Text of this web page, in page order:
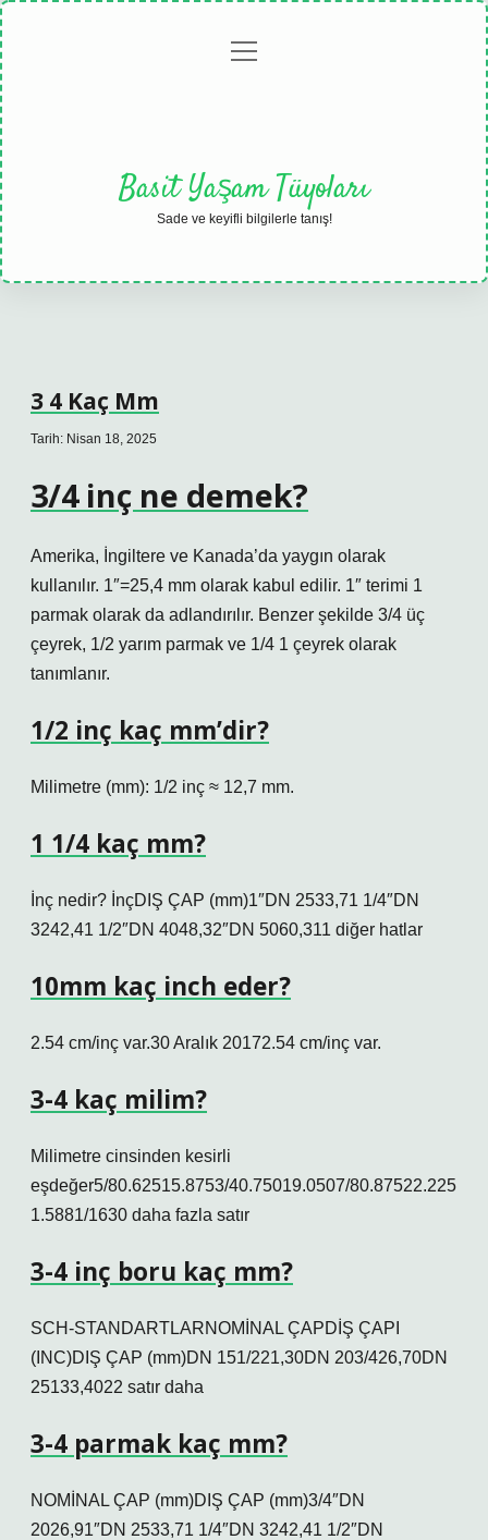
Gizlilikmenüyü
Basit Yaşam Tüyoları
Sade ve keyifli bilgilerle tanış!
3 4 Kaç Mm
Tarih: Nisan 18, 2025
3/4 inç ne demek?
Amerika, İngiltere ve Kanada’da yaygın olarak
kullanılır. 1″=25,4 mm olarak kabul edilir. 1″ terimi 1
parmak olarak da adlandırılır. Benzer şekilde 3/4 üç
çeyrek, 1/2 yarım parmak ve 1/4 1 çeyrek olarak
tanımlanır.
1/2 inç kaç mm’dir?
Milimetre (mm): 1/2 inç ≈ 12,7 mm.
1 1/4 kaç mm?
İnç nedir? İnçDIŞ ÇAP (mm)1″DN 2533,71 1/4″DN
3242,41 1/2″DN 4048,32″DN 5060,311 diğer hatlar
10mm kaç inch eder?
2.54 cm/inç var.30 Aralık 20172.54 cm/inç var.
3-4 kaç milim?
Milimetre cinsinden kesirli
eşdeğer5/80.62515.8753/40.75019.0507/80.87522.225
1.5881/1630 daha fazla satır
3-4 inç boru kaç mm?
SCH-STANDARTLARNOMİNAL ÇAPDİŞ ÇAPI
(INC)DIŞ ÇAP (mm)DN 151/221,30DN 203/426,70DN
25133,4022 satır daha
3-4 parmak kaç mm?
NOMİNAL ÇAP (mm)DIŞ ÇAP (mm)3/4″DN
2026,91″DN 2533,71 1/4″DN 3242,41 1/2″DN